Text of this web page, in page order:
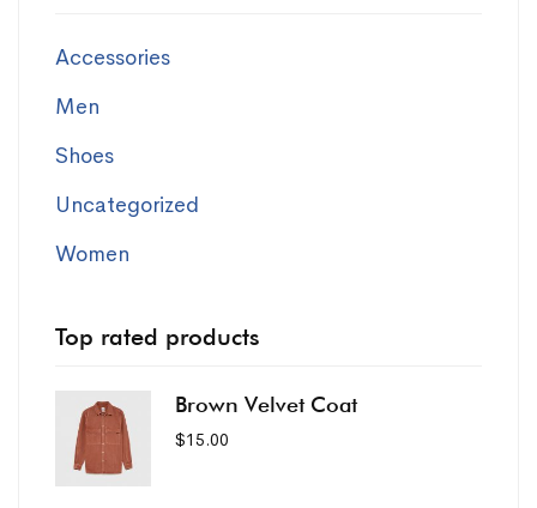
Accessories
Men
Shoes
Uncategorized
Women
Top rated products
Brown Velvet Coat
$15.00